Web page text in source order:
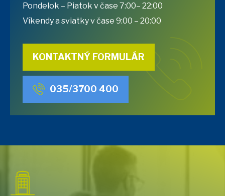
Pondelok – Piatok v čase 7:00– 22:00
Víkendy a sviatky v čase 9:00 – 20:00
KONTAKTNÝ FORMULÁR
035/3700 400